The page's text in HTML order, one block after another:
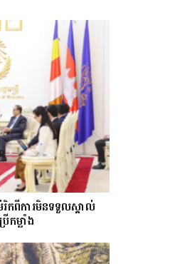
រិកពីការមិនទទួលស្គាល់
កម្លាំង